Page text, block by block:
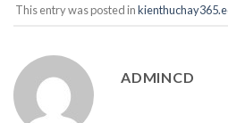
This entry was posted in
ADMINCD